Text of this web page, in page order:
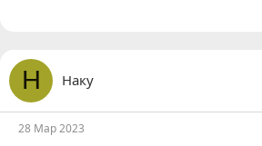
Н Наку
28 Мар 2023